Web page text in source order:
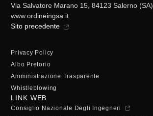
Via Salvatore Marano 15, 84123 Salerno (SA)
www.ordineingsa.it
Sito precedente
Privacy Policy
Albo Pretorio
Amministrazione Trasparente
Whistleblowing
LINK WEB
Consiglio Nazionale Degli Ingegneri